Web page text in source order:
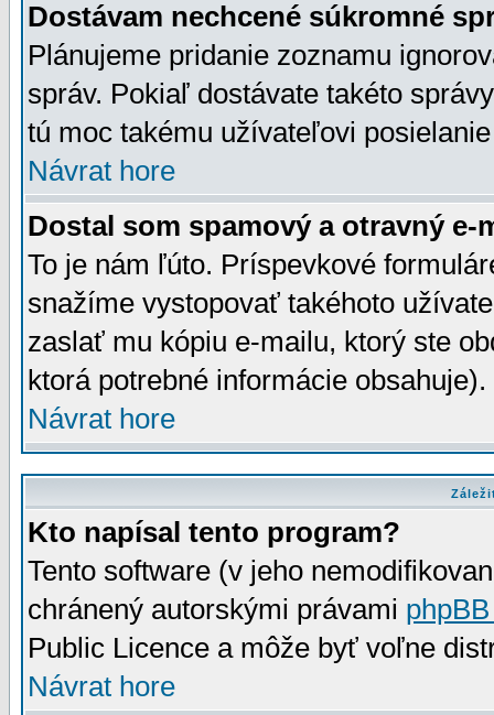
Dostávam nechcené súkromné
Plánujeme pridanie zoznamu
správ. Pokiaľ dostávate takéto
tú moc takému užívateľovi
Návrat hore
Dostal som spamový a otravný e-
To je nám ľúto. Príspevkové
snažíme vystopovať takéhoto
zaslať mu kópiu e-mailu, ktorý ste
ktorá potrebné informácie
Návrat hore
Kto napísal tento program?
Tento software (v jeho
chránený autorskými právami
Public Licence a môže byť voľne
Návrat hore